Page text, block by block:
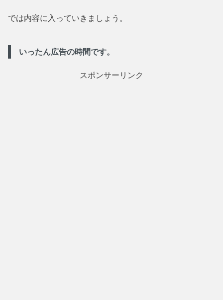
では内容に入っていきましょう。
いったん広告の時間です。
スポンサーリンク